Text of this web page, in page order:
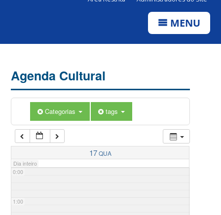
MENU
Agenda Cultural
Categorias tags
17QUA
Dia inteiro
0:00
1:00